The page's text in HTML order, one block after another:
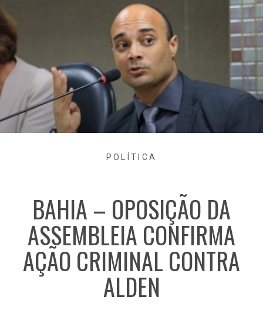
POLÍTICA
BAHIA – OPOSIÇÃO DA
ASSEMBLEIA CONFIRMA
AÇÃO CRIMINAL CONTRA
ALDEN